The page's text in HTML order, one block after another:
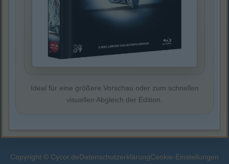
Ideal für eine größere Vorschau oder zum schnellen
visuellen Abgleich der Edition.
Copyright © Cycor.deDatenschutzerklärungCookie-Einstellungen